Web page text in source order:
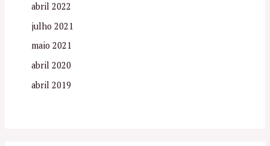
abril 2022
julho 2021
maio 2021
abril 2020
abril 2019